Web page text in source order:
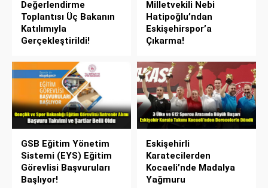
Değerlendirme
Toplantısı Üç Bakanın
Katılımıyla
Gerçekleştirildi!
Milletvekili Nebi
Hatipoğlu’ndan
Eskişehirspor’a
Çıkarma!
GSB Eğitim Yönetim
Sistemi (EYS) Eğitim
Görevlisi Başvuruları
Başlıyor!
Eskişehirli
Karatecilerden
Kocaeli’nde Madalya
Yağmuru